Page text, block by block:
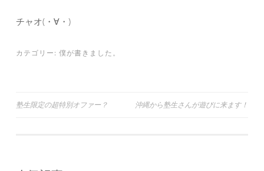
チャオ(・∀・)
カテゴリー: 僕が書きました。
投
塾生限定の超特別オファー？ 沖縄から塾生さんが遊びに来ます！